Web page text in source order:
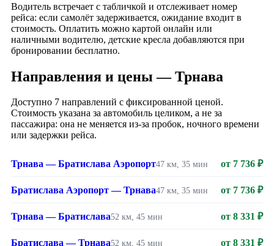
Водитель встречает с табличкой и отслеживает номер
рейса: если самолёт задерживается, ожидание входит в
стоимость. Оплатить можно картой онлайн или
наличными водителю, детские кресла добавляются при
бронировании бесплатно.
Направления и цены — Трнава
Доступно 7 направлений с фиксированной ценой.
Стоимость указана за автомобиль целиком, а не за
пассажира: она не меняется из-за пробок, ночного времени
или задержки рейса.
Трнава — Братислава Аэропорт47 км, 35 мин от 7 736 ₽
Братислава Аэропорт — Трнава47 км, 35 мин от 7 736 ₽
Трнава — Братислава52 км, 45 мин от 8 331 ₽
Братислава — Трнава52 км, 45 мин от 8 331 ₽